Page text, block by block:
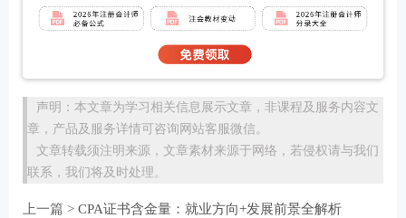
声明：本文章为学习相关信息展示文章，非课程及服务内容文
章，产品及服务详情可咨询网站客服微信。
文章转载须注明来源，文章素材来源于网络，若侵权请与我们
联系，我们将及时处理。
上一篇 > CPA证书含金量：就业方向+发展前景全解析